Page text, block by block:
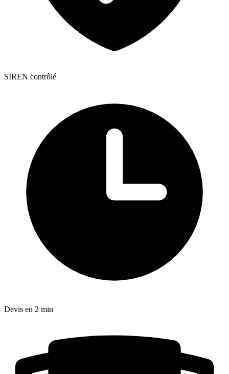
SIREN contrôlé
Devis en 2 min